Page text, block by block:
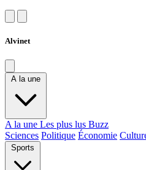
Alvinet
A la une
A la une Les plus lus Buzz
Sciences Politique Économie
Sports